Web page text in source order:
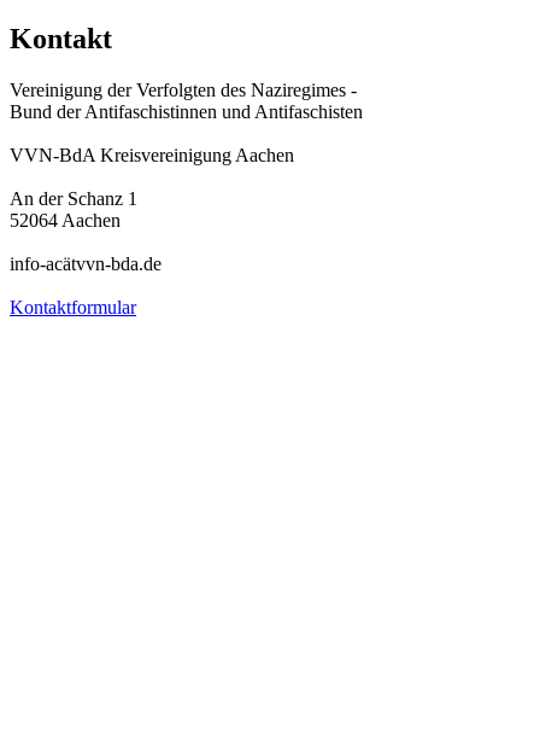
Kontakt
Vereinigung der Verfolgten des Naziregimes -
Bund der Antifaschistinnen und Antifaschisten
VVN-BdA Kreisvereinigung Aachen
An der Schanz 1
52064 Aachen
info-acätvvn-bda.de
Kontaktformular